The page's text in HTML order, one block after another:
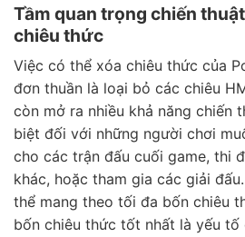
Tầm quan trọng chiến
chiêu thức
Việc có thể xóa chiêu thức của
đơn thuần là loại bỏ các chiêu
còn mở ra nhiều khả năng chiến
biệt đối với những người chơi
cho các trận đấu cuối game, thi
khác, hoặc tham gia các giải
thể mang theo tối đa bốn chiêu
bốn chiêu thức tốt nhất là yếu tố